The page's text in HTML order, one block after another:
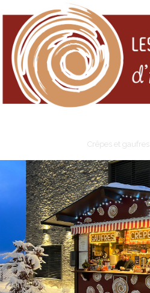
Crêpes et gaufres
Cart (0Items)